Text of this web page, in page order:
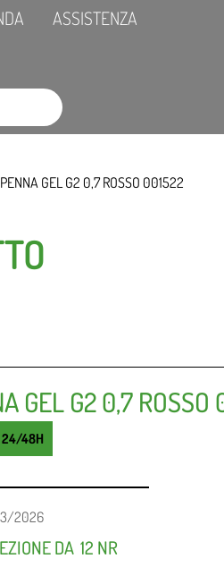
ASSISTENZA
GEL G2 0,7 ROSSO 001522
GEL G2 0,7 ROSSO
24/48H
2026
DA 12 NR